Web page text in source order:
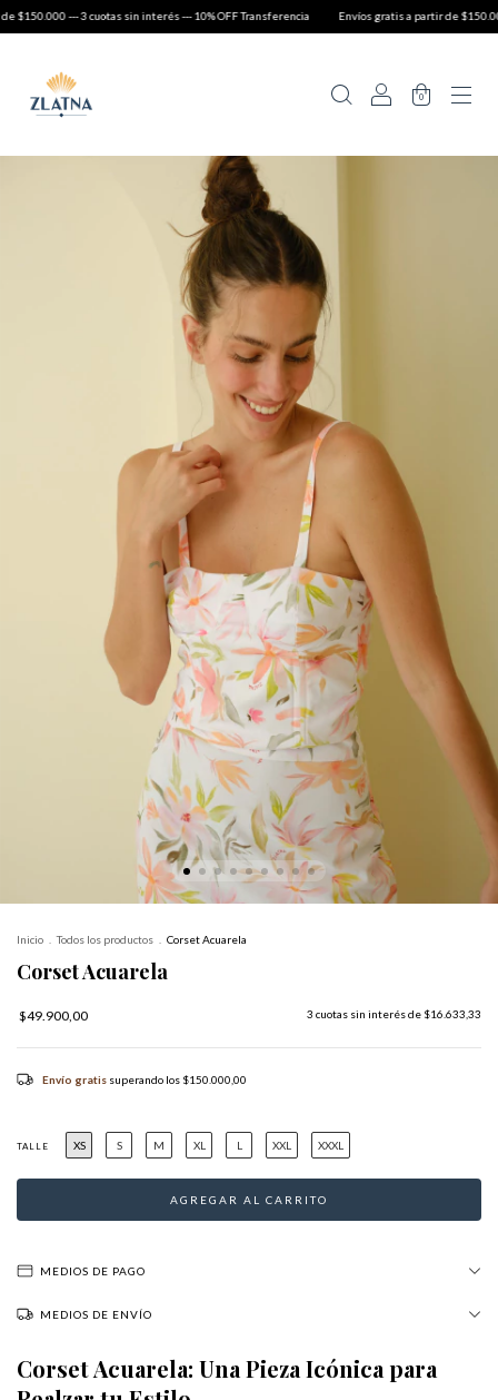
3 cuotas sin interés --- 10% OFF Transferencia Envíos gratis a partir de $150.000 --- 3
0
Inicio Todos los productos Corset Acuarela
Corset Acuarela
$49.900,00 3 cuotas sin interés de $16.633,33
Envío gratis superando los $150.000,00
TALLE XS S M XL L XXL XXXL
MEDIOS DE PAGO
MEDIOS DE ENVÍO
Corset Acuarela: Una Pieza Icónica para